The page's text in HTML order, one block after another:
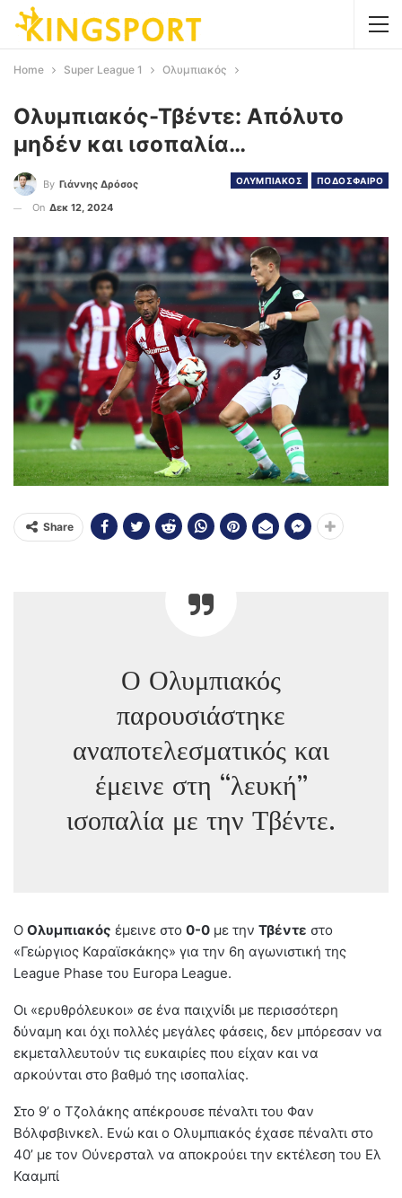
Home Super League 1 Ολυμπιακός
Ολυμπιακός-Τβέντε: Απόλυτο
μηδέν και ισοπαλία…
ΟΛΥΜΠΙΑΚΟΣ ΠΟΔΟΣΦΑΙΡΟ
By Γιάννης Δρόσος
On Δεκ 12, 2024
Share
Ο Ολυμπιακός
παρουσιάστηκε
αναποτελεσματικός και
έμεινε στη “λευκή”
ισοπαλία με την Τβέντε.
Ο Ολυμπιακός έμεινε στο 0-0 με την Τβέντε στο
«Γεώργιος Καραϊσκάκης» για την 6η αγωνιστική της
League Phase του Europa League.
Οι «ερυθρόλευκοι» σε ένα παιχνίδι με περισσότερη
δύναμη και όχι πολλές μεγάλες φάσεις, δεν μπόρεσαν να
εκμεταλλευτούν τις ευκαιρίες που είχαν και να
αρκούνται στο βαθμό της ισοπαλίας.
Στο 9’ ο Τζολάκης απέκρουσε πέναλτι του Φαν
Βόλφσβινκελ. Ενώ και ο Ολυμπιακός έχασε πέναλτι στο
40’ με τον Ούνερσταλ να αποκρούει την εκτέλεση του Ελ
Κααμπί